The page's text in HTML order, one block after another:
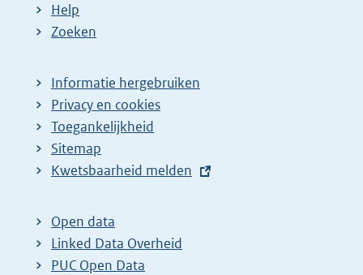
Help
Zoeken
Informatie hergebruiken
Privacy en cookies
Toegankelijkheid
Sitemap
E
t
e
r
Kwetsbaarheid melden
Open data
Linked Data Overheid
PUC Open Data